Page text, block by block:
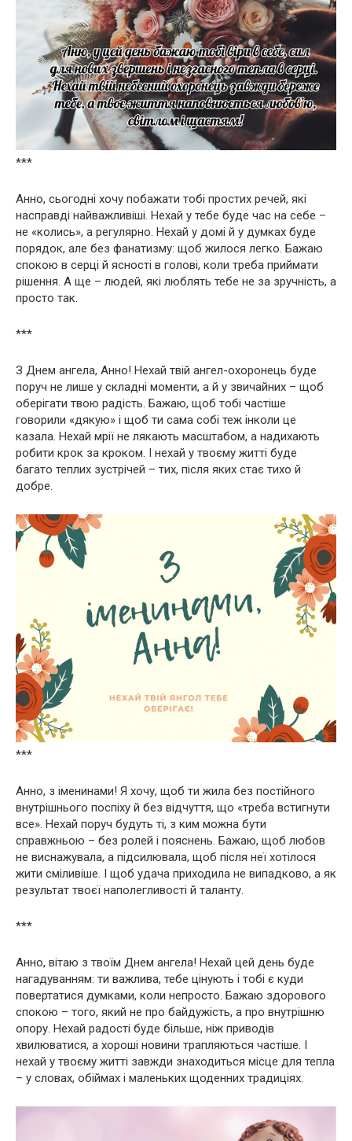
***
Анно, сьогодні хочу побажати тобі простих речей, які
насправді найважливіші. Нехай у тебе буде час на себе –
не «колись», а регулярно. Нехай у домі й у думках буде
порядок, але без фанатизму: щоб жилося легко. Бажаю
спокою в серці й ясності в голові, коли треба приймати
рішення. А ще – людей, які люблять тебе не за зручність, а
просто так.
***
З Днем ангела, Анно! Нехай твій ангел-охоронець буде
поруч не лише у складні моменти, а й у звичайних – щоб
оберігати твою радість. Бажаю, щоб тобі частіше
говорили «дякую» і щоб ти сама собі теж інколи це
казала. Нехай мрії не лякають масштабом, а надихають
робити крок за кроком. І нехай у твоєму житті буде
багато теплих зустрічей – тих, після яких стає тихо й
добре.
***
Анно, з іменинами! Я хочу, щоб ти жила без постійного
внутрішнього поспіху й без відчуття, що «треба встигнути
все». Нехай поруч будуть ті, з ким можна бути
справжньою – без ролей і пояснень. Бажаю, щоб любов
не виснажувала, а підсилювала, щоб після неї хотілося
жити сміливіше. І щоб удача приходила не випадково, а як
результат твоєї наполегливості й таланту.
***
Анно, вітаю з твоїм Днем ангела! Нехай цей день буде
нагадуванням: ти важлива, тебе цінують і тобі є куди
повертатися думками, коли непросто. Бажаю здорового
спокою – того, який не про байдужість, а про внутрішню
опору. Нехай радості буде більше, ніж приводів
хвилюватися, а хороші новини трапляються частіше. І
нехай у твоєму житті завжди знаходиться місце для тепла
– у словах, обіймах і маленьких щоденних традиціях.